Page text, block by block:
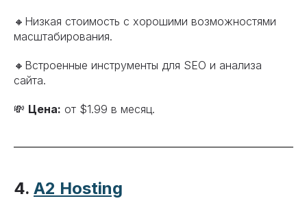
🔸Низкая стоимость с хорошими возможностями
масштабирования.
🔸Встроенные инструменты для SEO и анализа
сайта.
💸 Цена: от $1.99 в месяц.
4. A2 Hosting